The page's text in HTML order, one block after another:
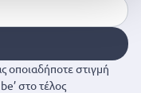
οποιαδήποτε στιγμή
στο τέλος